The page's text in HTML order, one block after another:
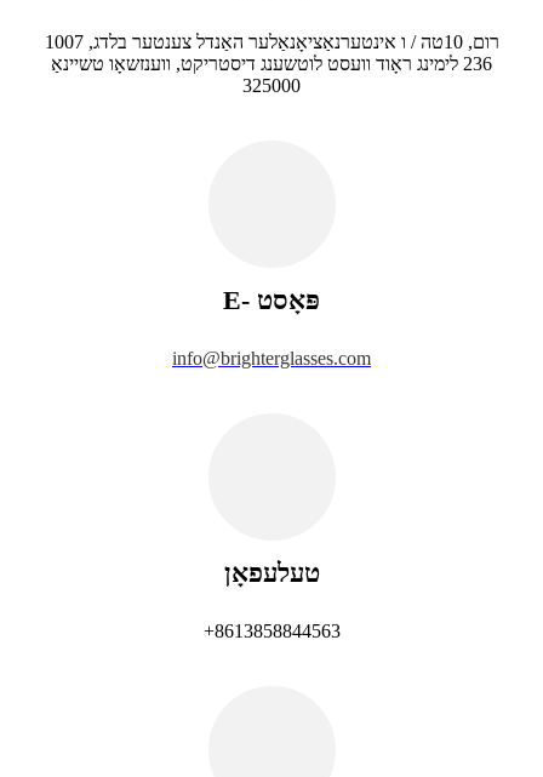
1007 רום, 10טה / ו אינטערנאַציאָנאַלער האַנדל צענטער בלדג,
236 לימינג ראָוד וועסט לוטשענג דיסטריקט, ווענזשאָו טשיינאַ
325000
E- פּאָסט
info@brighterglasses.com
טעלעפאָן
+8613858844563